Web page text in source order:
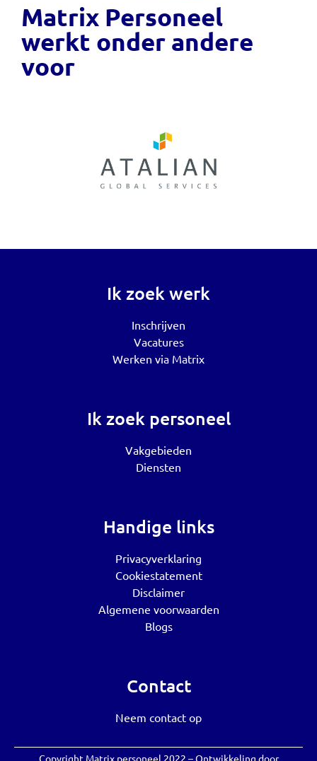
Matrix Personeel
werkt onder andere
voor
Ik zoek werk
Inschrijven
Vacatures
Werken via Matrix
Ik zoek personeel
Vakgebieden
Diensten
Handige links
Privacyverklaring
Cookiestatement
Disclaimer
Algemene voorwaarden
Blogs
Contact
Neem contact op
Copyright Matrix personeel 2022 – Ontwikkeling door